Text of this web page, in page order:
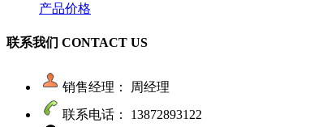
产品价格
联系我们 CONTACT US
销售经理： 周经理
联系电话： 13872893122